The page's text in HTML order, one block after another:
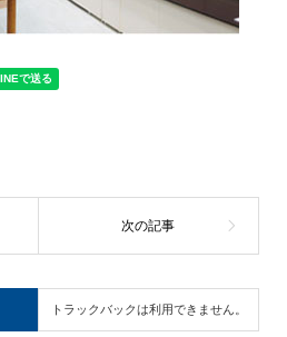
トラックバックは利用できません。